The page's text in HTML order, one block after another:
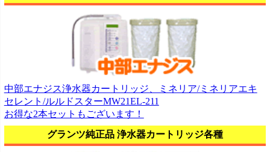
中部エナジス浄水器カートリッジ、ミネリア/ミネリアエキ
セレント/ルルドスターMW21EL-211
お得な2本セットもございます！
グランツ純正品 浄水器カートリッジ各種